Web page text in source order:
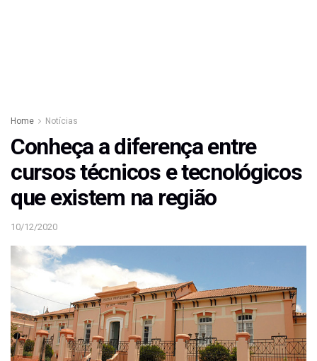
Home Notícias
Conheça a diferença entre
cursos técnicos e tecnológicos
que existem na região
10/12/2020